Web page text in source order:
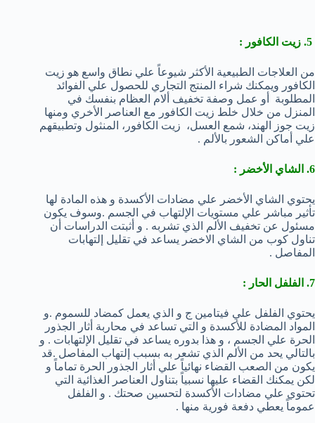
من العلاجات الطبيعية الأكثر شيوعاً علي نطاق واسع هو زيت
الكافور ويمكنك شراء المنتج التجاري للحصول علي الفوائد
المطلوبة أو عمل وصفة تخفيف ألام العظام بنفسك في
المنزل من خلال خلط زيت الكافور مع العناصر الأخري ومنها
زيت جوز الهند، شمع العسل، زيت الكافور، المنثول وتطبيقهم
علي أماكن الشعور بالألم .
6. الشاي الأخضر :
يحتوي الشاي الأخضر علي مضادات الأكسدة و هذه المادة لها
تأثير مباشر علي مستويات الإلتهاب في الجسم .وسوف يكون
مسئول عن تخفيف الألم الذي تشربه . و أثبتت الدراسات أن
تناول كوب من الشاي الاخضر يساعد في تقليل إلتهابات
المفاصل .
7. الفلفل الحار :
يحتوي الفلفل علي فيتامين ج و الذي يعمل كمضاد للسموم .و
المواد المضادة للأكسدة و التي تساعد في محاربة أثار الجذور
الحرة علي الجسم ، و هذا بدوره يساعد في تقليل الإلتهابات . و
بالتالي يحد من الألم الذي تشعر به بسبب إلتهاب المفاصل .قد
يكون من الصعب القضاء نهائياً علي أثار الجذور الحرة تماماً و
لكن يمكنك القضاء عليها نسبياً بتناول العناصر الغذائية التي
تحتوي علي مضادات الأكسدة لتحسين صحتك . و الفلفل
عموماً يعطي دفعة فورية منها .